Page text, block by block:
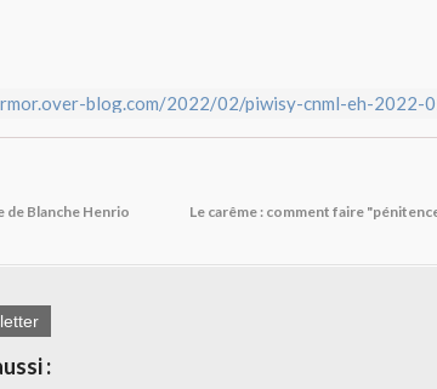
blog.com/2022/02/piwisy-cnml-eh-2022-
de Blanche Henrio Le carême : comment faire
: